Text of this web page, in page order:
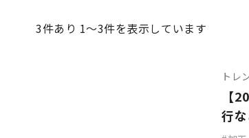
3件あり 1〜3件を表示しています
トレ
【
行